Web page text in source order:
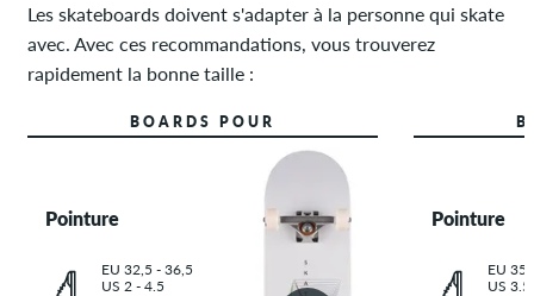
Chaussures
Vêtements
Nouveau
Les skateboards doivent s'adapter à la personne qui skate
avec. Avec ces recommandations, vous trouverez
rapidement la bonne taille :
BOARDS POUR
Pointure
EU 32,5 - 36,5
US 2 - 4.5
Pointure
EU 35
US